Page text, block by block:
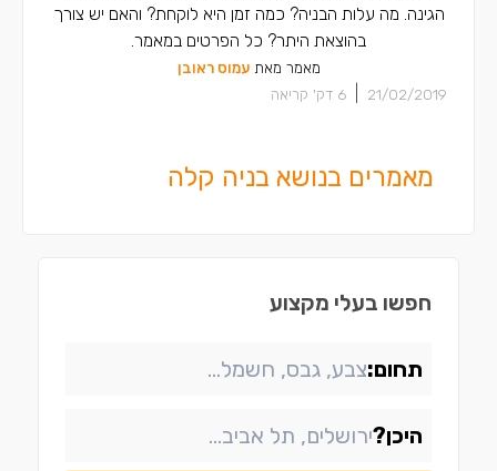
הגינה. מה עלות הבניה? כמה זמן היא לוקחת? והאם יש צורך
בהוצאת היתר? כל הפרטים במאמר.
מאמר מאתעמוס ראובן
21/02/2019
6 דק' קריאה
מאמרים בנושא בניה קלה
חפשו בעלי מקצוע
תחום:
היכן?